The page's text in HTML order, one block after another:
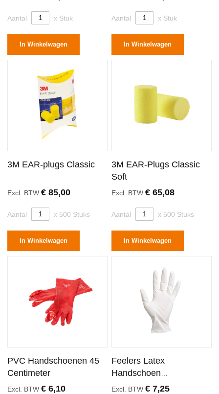
Aantal x Stuk
In Winkelwagen
Aantal x Stuk
In Winkelwagen
3M EAR-plugs Classic
Excl. BTW € 85,00
Aantal x 500 Stuks
In Winkelwagen
3M EAR-Plugs Classic
Soft
Excl. BTW€ 65,08
Aantal x 500 Stuks
In Winkelwagen
PVC Handschoenen 45
Centimeter
Excl. BTW € 6,10
Feelers Latex
Handschoen
Ongepoederd Small
Excl. BTW€ 7,25